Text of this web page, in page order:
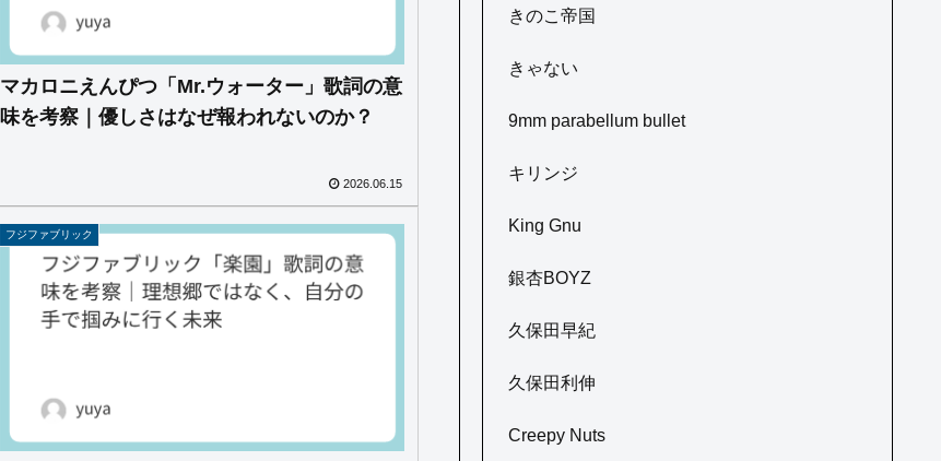
マカロニえんぴつ「Mr.ウォーター」歌詞の意
味を考察｜優しさはなぜ報われないのか？
2026.06.15
フジファブリック
きのこ帝国
きゃない
9mm parabellum bullet
キリンジ
King Gnu
銀杏BOYZ
久保田早紀
久保田利伸
Creepy Nuts